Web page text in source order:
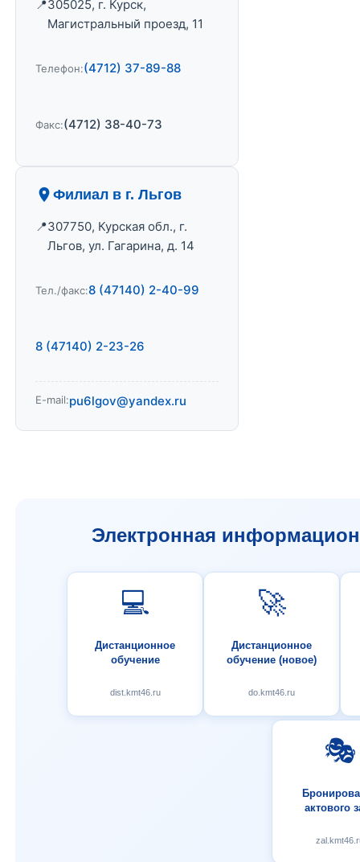
305025, г. Курск,
Магистральный проезд, 11
Телефон:(4712) 37-89-88
Факс:(4712) 38-40-73
Филиал в г. Льгов
307750, Курская обл., г.
Льгов, ул. Гагарина, д. 14
Тел./факс:8 (47140) 2-40-99
8 (47140) 2-23-26
E-mail:pu6lgov@yandex.ru
Электронная
💻
Дистанционное
обучение
dist.kmt46.ru
🚀
Дистанционное
обучение (новое)
do.kmt46.ru
🎭
актового